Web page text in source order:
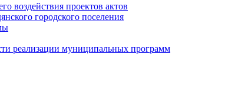
воздействия проектов актов
городского поселения
реализации муниципальных программ